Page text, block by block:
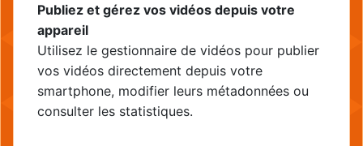
Publiez et gérez vos vidéos depuis votre
appareil
Utilisez le gestionnaire de vidéos pour publier
vos vidéos directement depuis votre
smartphone, modifier leurs métadonnées ou
consulter les statistiques.